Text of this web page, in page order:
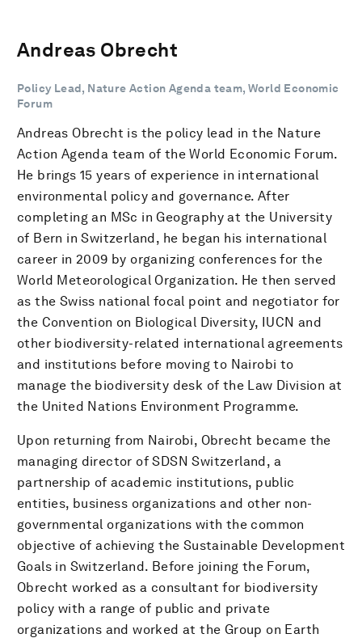
Andreas Obrecht
Policy Lead, Nature Action Agenda team, World Economic
Forum
Andreas Obrecht is the policy lead in the Nature
Action Agenda team of the World Economic Forum.
He brings 15 years of experience in international
environmental policy and governance. After
completing an MSc in Geography at the University
of Bern in Switzerland, he began his international
career in 2009 by organizing conferences for the
World Meteorological Organization. He then served
as the Swiss national focal point and negotiator for
the Convention on Biological Diversity, IUCN and
other biodiversity-related international agreements
and institutions before moving to Nairobi to
manage the biodiversity desk of the Law Division at
the United Nations Environment Programme.
Upon returning from Nairobi, Obrecht became the
managing director of SDSN Switzerland, a
partnership of academic institutions, public
entities, business organizations and other non-
governmental organizations with the common
objective of achieving the Sustainable Development
Goals in Switzerland. Before joining the Forum,
Obrecht worked as a consultant for biodiversity
policy with a range of public and private
organizations and worked at the Group on Earth